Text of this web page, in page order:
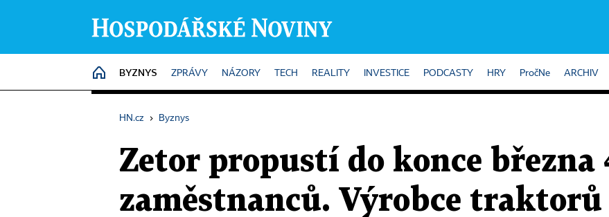
HOME
BYZNYS ZPRÁVY NÁZORY TECH REALITY INVESTICE PODCASTY HRY PročNe ARCHIV
HN.cz › Byznys
Zetor propustí do konce března
zaměstnanců. Výrobce